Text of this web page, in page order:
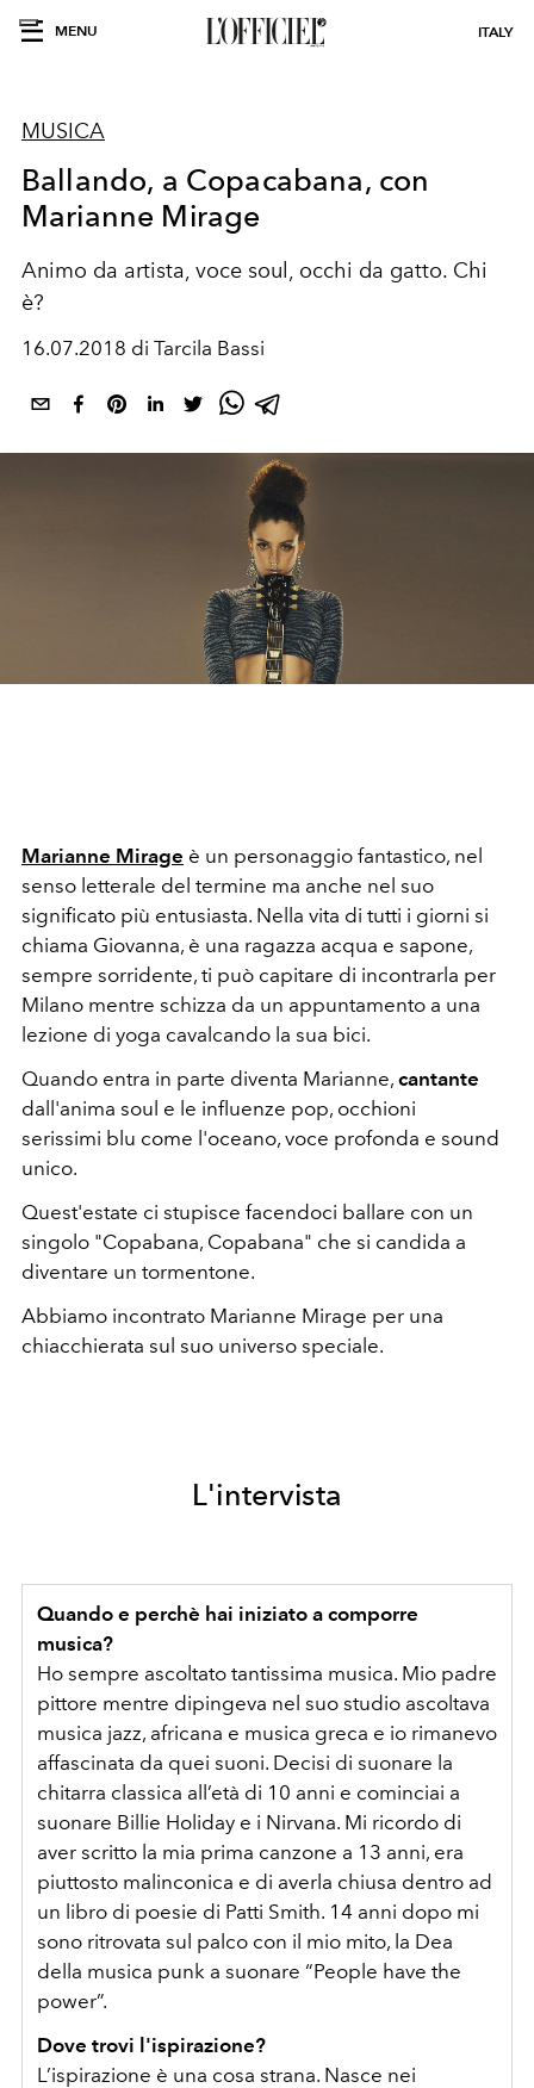
MENU ITALY
MUSICA
Ballando, a Copacabana, con
Marianne Mirage
Animo da artista, voce soul, occhi da gatto. Chi
è?
16.07.2018 di Tarcila Bassi
Marianne Mirage è un personaggio fantastico, nel
senso letterale del termine ma anche nel suo
significato più entusiasta. Nella vita di tutti i giorni si
chiama Giovanna, è una ragazza acqua e sapone,
sempre sorridente, ti può capitare di incontrarla per
Milano mentre schizza da un appuntamento a una
lezione di yoga cavalcando la sua bici.
Quando entra in parte diventa Marianne, cantante
dall'anima soul e le influenze pop, occhioni
serissimi blu come l'oceano, voce profonda e sound
unico.
Quest'estate ci stupisce facendoci ballare con un
singolo "Copabana, Copabana" che si candida a
diventare un tormentone.
Abbiamo incontrato Marianne Mirage per una
chiacchierata sul suo universo speciale.
L'intervista
Quando e perchè hai iniziato a comporre
musica?
Ho sempre ascoltato tantissima musica. Mio padre
pittore mentre dipingeva nel suo studio ascoltava
musica jazz, africana e musica greca e io rimanevo
affascinata da quei suoni. Decisi di suonare la
chitarra classica all’età di 10 anni e cominciai a
suonare Billie Holiday e i Nirvana. Mi ricordo di
aver scritto la mia prima canzone a 13 anni, era
piuttosto malinconica e di averla chiusa dentro ad
un libro di poesie di Patti Smith. 14 anni dopo mi
sono ritrovata sul palco con il mio mito, la Dea
della musica punk a suonare “People have the
power”.
Dove trovi l'ispirazione?
L’ispirazione è una cosa strana. Nasce nei